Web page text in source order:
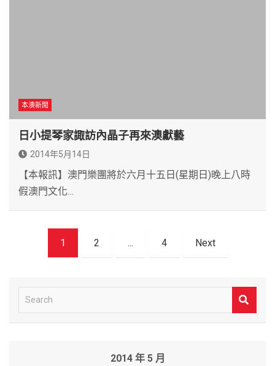
本澳新聞
日小提琴家諏訪內晶子再來澳獻藝
2014年5月14日
【本報訊】澳門樂團將於六月十五日(星期日)晚上八時
假澳門文化…
1 2 ... 4 Next
e
2014 年 5 月